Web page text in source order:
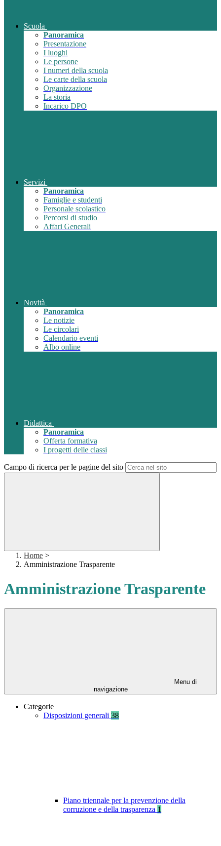
Scuola
Panoramica
Presentazione
I luoghi
Le persone
I numeri della scuola
Le carte della scuola
Organizzazione
La storia
Incarico DPO
Servizi
Panoramica
Famiglie e studenti
Personale scolastico
Percorsi di studio
Affari Generali
Novità
Panoramica
Le notizie
Le circolari
Calendario eventi
Albo online
Didattica
Panoramica
Offerta formativa
I progetti delle classi
Campo di ricerca per le pagine del sito
Home >
Amministrazione Trasparente
Amministrazione Trasparente
Menu di
navigazione
Categorie
Disposizioni generali 38
Piano triennale per la prevenzione della
corruzione e della trasparenza 1